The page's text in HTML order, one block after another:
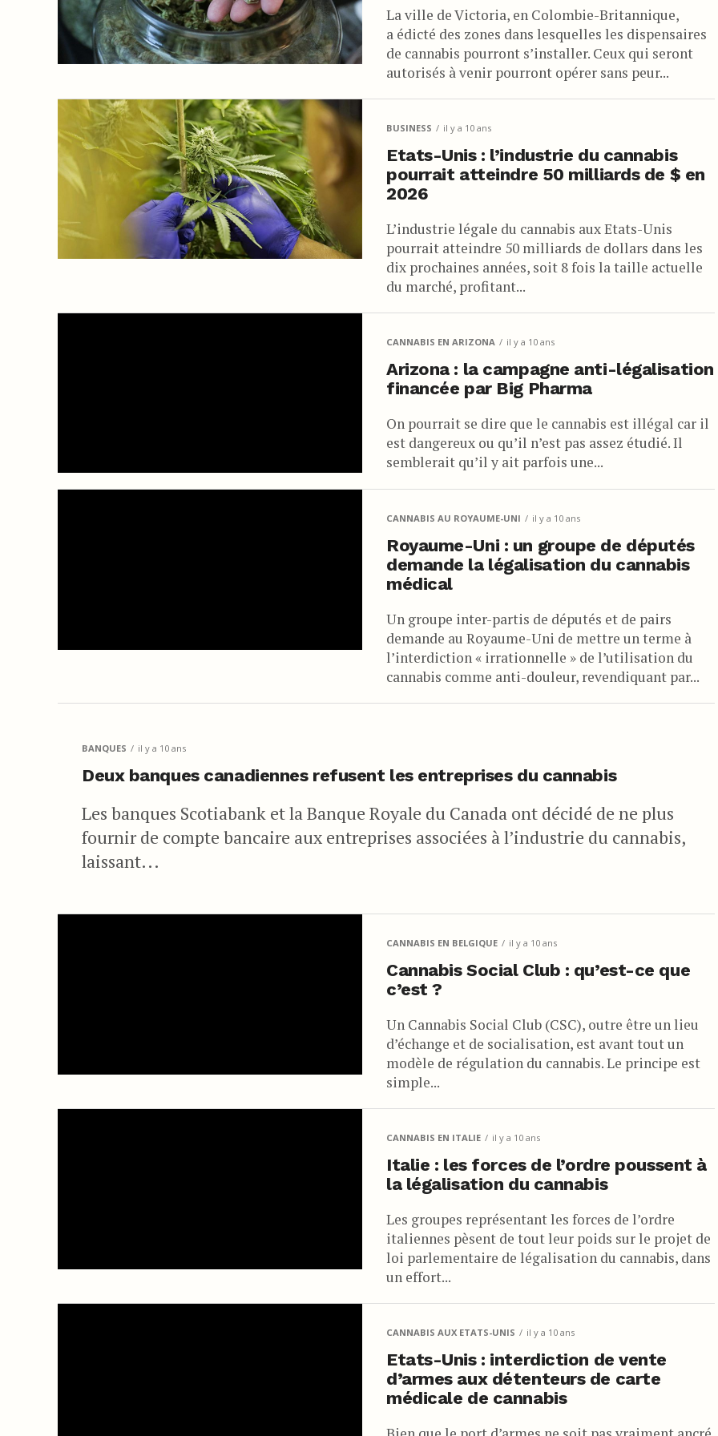
La ville de Victoria, en Colombie-Britannique,
a édicté des zones dans lesquelles les dispensaires
de cannabis pourront s’installer. Ceux qui seront
autorisés à venir pourront opérer sans peur...
BUSINESS il y a 10 ans
Etats-Unis : l’industrie du cannabis
pourrait atteindre 50 milliards de $ en
2026
L’industrie légale du cannabis aux Etats-Unis
pourrait atteindre 50 milliards de dollars dans les
dix prochaines années, soit 8 fois la taille actuelle
du marché, profitant...
CANNABIS EN ARIZONA il y a 10 ans
Arizona : la campagne anti-légalisation
financée par Big Pharma
On pourrait se dire que le cannabis est illégal car il
est dangereux ou qu’il n’est pas assez étudié. Il
semblerait qu’il y ait parfois une...
CANNABIS AU ROYAUME-UNI il y a 10 ans
Royaume-Uni : un groupe de députés
demande la légalisation du cannabis
médical
Un groupe inter-partis de députés et de pairs
demande au Royaume-Uni de mettre un terme à
l’interdiction « irrationnelle » de l’utilisation du
cannabis comme anti-douleur, revendiquant par...
BANQUES il y a 10 ans
Deux banques canadiennes refusent les entreprises du cannabis
Les banques Scotiabank et la Banque Royale du Canada ont décidé de ne plus
fournir de compte bancaire aux entreprises associées à l’industrie du cannabis,
laissant...
CANNABIS EN BELGIQUE il y a 10 ans
Cannabis Social Club : qu’est-ce que
c’est ?
Un Cannabis Social Club (CSC), outre être un lieu
d’échange et de socialisation, est avant tout un
modèle de régulation du cannabis. Le principe est
simple...
CANNABIS EN ITALIE il y a 10 ans
Italie : les forces de l’ordre poussent à
la légalisation du cannabis
Les groupes représentant les forces de l’ordre
italiennes pèsent de tout leur poids sur le projet de
loi parlementaire de légalisation du cannabis, dans
un effort...
CANNABIS AUX ETATS-UNIS il y a 10 ans
Etats-Unis : interdiction de vente
d’armes aux détenteurs de carte
médicale de cannabis